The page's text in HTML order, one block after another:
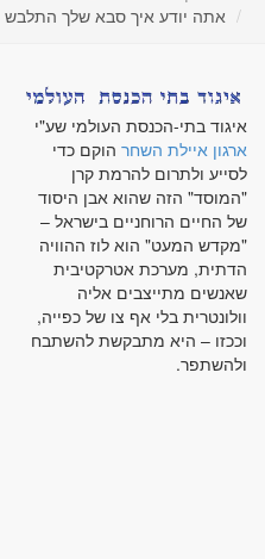
אתה יודע איך סבא שלך התלבש
איגוד בתי-הכנסת העולמי שע"י
ארגון איילת השחר הוקם כדי
לסייע ולתרום להרמת קרן
"המוסד" הזה שהוא אבן היסוד
של החיים הרוחניים בישראל –
"מקדש המעט" הוא לוז ההוויה
הדתית, מערכת אטרקטיבית
שאנשים מתייצבים אליה
וולונטרית בלי אף צו של כפייה,
וככזו – היא מתבקשת להשתבח
ולהשתפר.